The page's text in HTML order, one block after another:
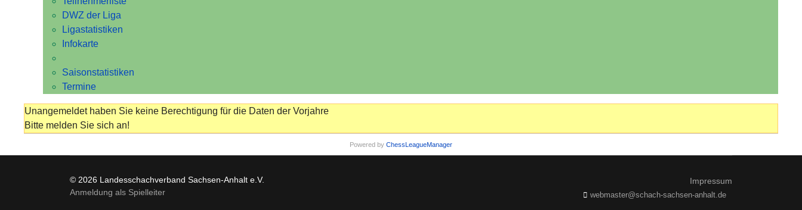
DWZ der Liga
Ligastatistiken
Infokarte
Saisonstatistiken
Termine
Unangemeldet haben Sie keine Berechtigung für die Daten der Vorjahre
Bitte melden Sie sich an!
Powered by ChessLeagueManager
© 2026 Landesschachverband Sachsen-Anhalt e.V.
Anmeldung als Spielleiter
Impressum
webmaster@schach-sachsen-anhalt.de